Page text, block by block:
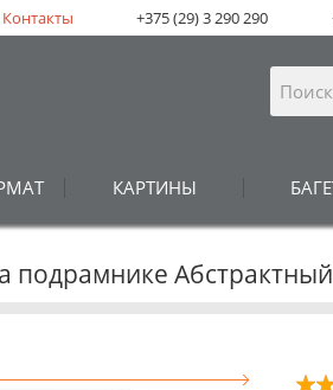
КАРТИНЫ
Контакты +375 (29) 3 290 290
подрамнике